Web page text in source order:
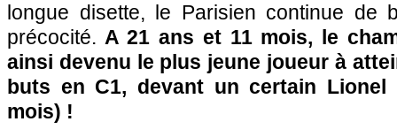
longue disette, le Parisien continue de
précocité. A 21 ans et 11 mois, le
ainsi devenu le plus jeune joueur à
buts en C1, devant un certain
mois) !